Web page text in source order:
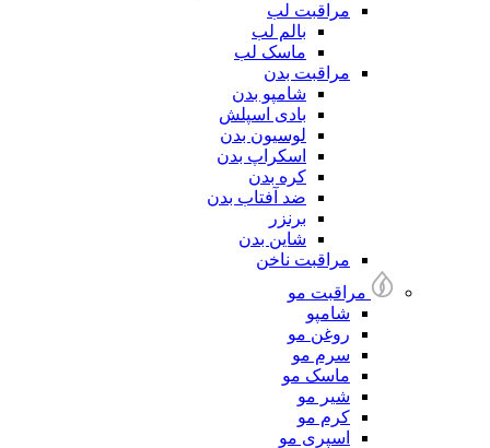
مراقبت لب
بالم لب
ماسک لب
مراقبت بدن
شامپو بدن
بادی اسپلش
لوسیون بدن
اسکراپ بدن
کره بدن
ضد آفتاب بدن
برنزر
شاین بدن
مراقبت ناخن
مراقبت مو
شامپو
روغن مو
سرم مو
ماسک مو
شیر مو
کرم مو
اسپری مو